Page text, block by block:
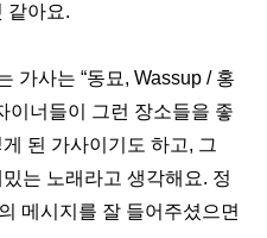
같아요.
가사는 “동묘, Wassup / 홍
이너들이 그런 장소들을 좋
된 가사이기도 하고, 그
는 노래라고 생각해요. 정
메시지를 잘 들어주셨으면